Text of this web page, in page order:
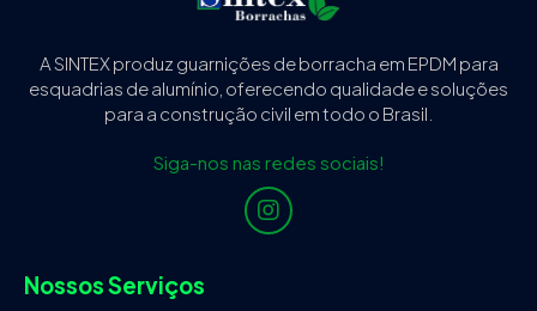
A SINTEX produz guarnições de borracha em EPDM para
esquadrias de alumínio, oferecendo qualidade e soluções
para a construção civil em todo o Brasil.
Siga-nos nas redes sociais!
Nossos Serviços